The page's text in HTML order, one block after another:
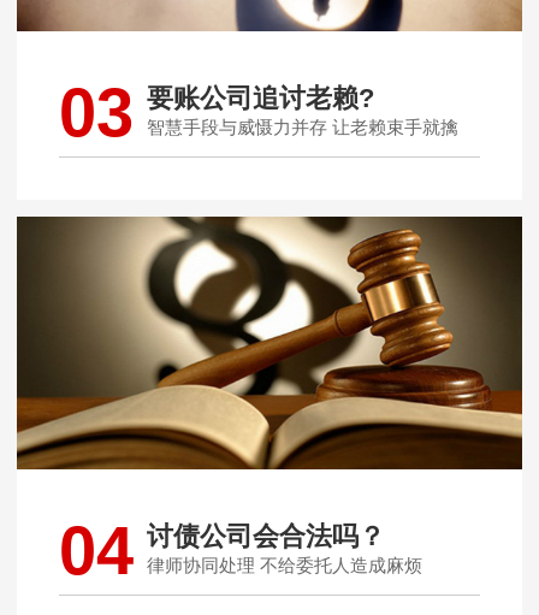
03 要账公司追讨老赖?
智慧手段与威慑力并存 让老赖束手就擒
04 讨债公司会合法吗？
律师协同处理 不给委托人造成麻烦